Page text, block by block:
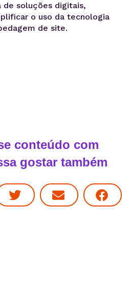
de soluções digitais,
o uso da tecnologia
de site.
conteúdo com
gostar também